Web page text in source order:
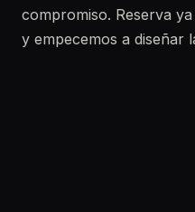
compromiso. Reserva
y empecemos a diseñar